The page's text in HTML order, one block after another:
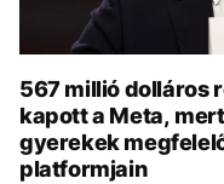
567 millió dolláros
kapott a Meta,
gyerekek
platformjain